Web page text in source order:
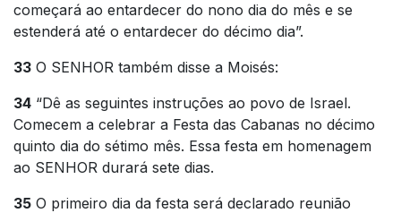
começará ao entardecer do nono dia do mês e se
estenderá até o entardecer do décimo dia”.
33 O SENHOR também disse a Moisés:
34 “Dê as seguintes instruções ao povo de Israel.
Comecem a celebrar a Festa das Cabanas no décimo
quinto dia do sétimo mês. Essa festa em homenagem
ao SENHOR durará sete dias.
35 O primeiro dia da festa será declarado reunião